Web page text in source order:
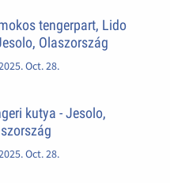
tengerpart, Lido
Olaszország
Oct. 28.
kutya - Jesolo,
Oct. 28.